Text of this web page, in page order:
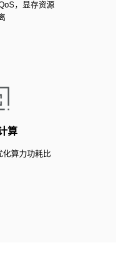
，显存资源
算
化算力功耗比